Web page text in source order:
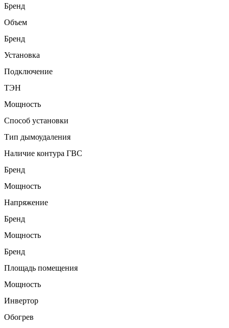
Бренд
Объем
Бренд
Установка
Подключение
ТЭН
Мощность
Способ установки
Тип дымоудаления
Наличие контура ГВС
Бренд
Мощность
Напряжение
Бренд
Мощность
Бренд
Площадь помещения
Мощность
Инвертор
Обогрев